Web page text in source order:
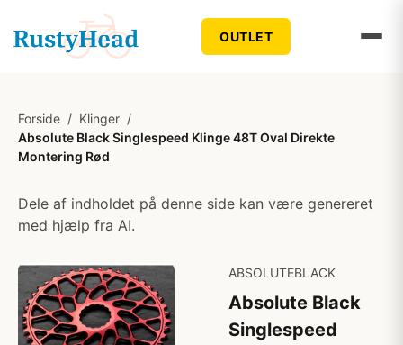
OUTLET
Forside / Klinger /
Absolute Black Singlespeed Klinge 48T Oval Direkte
Montering Rød
Dele af indholdet på denne side kan være genereret
med hjælp fra AI.
ABSOLUTEBLACK
Absolute Black
Singlespeed